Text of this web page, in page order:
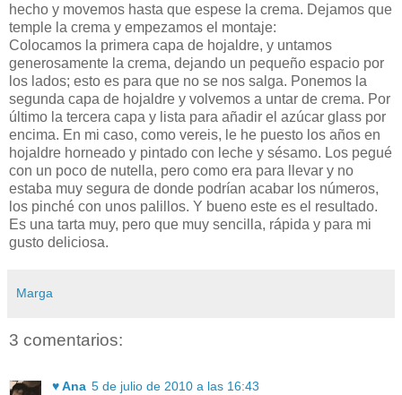
hecho y movemos hasta que espese la crema. Dejamos que
temple la crema y empezamos el montaje:
Colocamos la primera capa de hojaldre, y untamos
generosamente la crema, dejando un pequeño espacio por
los lados; esto es para que no se nos salga. Ponemos la
segunda capa de hojaldre y volvemos a untar de crema. Por
último la tercera capa y lista para añadir el azúcar glass por
encima. En mi caso, como vereis, le he puesto los años en
hojaldre horneado y pintado con leche y sésamo. Los pegué
con un poco de nutella, pero como era para llevar y no
estaba muy segura de donde podrían acabar los números,
los pinché con unos palillos. Y bueno este es el resultado.
Es una tarta muy, pero que muy sencilla, rápida y para mi
gusto deliciosa.
Marga
3 comentarios:
♥ Ana 5 de julio de 2010 a las 16:43